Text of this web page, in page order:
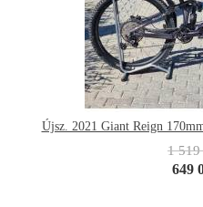
Újsz. 2021 Giant Reign
1 519
649